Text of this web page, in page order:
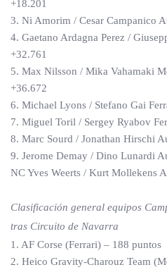
+18.201
3. Ni Amorim / Cesar Campanico
4. Gaetano Ardagna Perez /
+32.761
5. Max Nilsson / Mika Vahamaki
+36.672
6. Michael Lyons / Stefano Gai
7. Miguel Toril / Sergey Ryabov
8. Marc Sourd / Jonathan Hirschi
9. Jerome Demay / Dino Lunardi
NC Yves Weerts / Kurt Mollekens
Clasificación general equipos
tras Circuito de Navarra
1. AF Corse (Ferrari) – 188 puntos
2. Heico Gravity-Charouz Team